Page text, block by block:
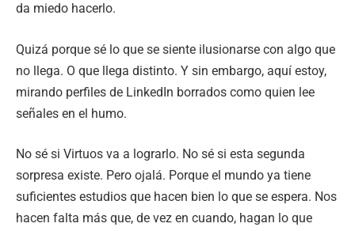
da miedo hacerlo.
Quizá porque sé lo que se siente ilusionarse con algo que
no llega. O que llega distinto. Y sin embargo, aquí estoy,
mirando perfiles de LinkedIn borrados como quien lee
señales en el humo.
No sé si Virtuos va a lograrlo. No sé si esta segunda
sorpresa existe. Pero ojalá. Porque el mundo ya tiene
suficientes estudios que hacen bien lo que se espera. Nos
hacen falta más que, de vez en cuando, hagan lo que